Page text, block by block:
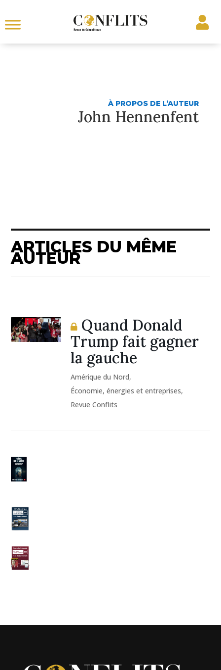
À PROPOS DE L’AUTEUR
John Hennenfent
ARTICLES DU MÊME
AUTEUR
Quand Donald
Trump fait gagner
la gauche
Amérique du Nord,
Économie, énergies et entreprises,
Revue Conflits